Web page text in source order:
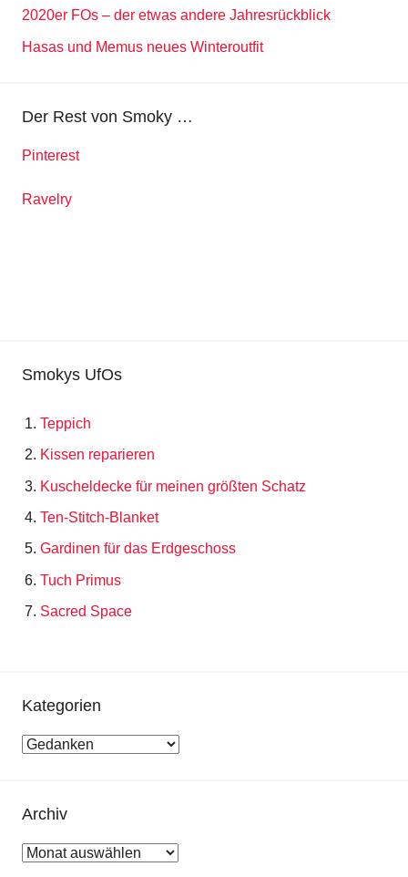
2020er FOs – der etwas andere Jahresrückblick
Hasas und Memus neues Winteroutfit
Der Rest von Smoky …
Pinterest
Ravelry
Smokys UfOs
Teppich
Kissen reparieren
Kuscheldecke für meinen größten Schatz
Ten-Stitch-Blanket
Gardinen für das Erdgeschoss
Tuch Primus
Sacred Space
Kategorien
Kategorien
Archiv
Archiv